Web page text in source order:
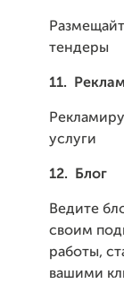
тендеры
11.
услуги
12. Блог
Ведите
своим
работы,
вашими